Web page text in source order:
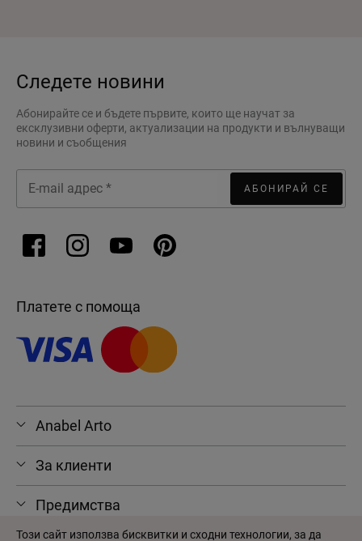
Какво Предлагаме: Кратък
Преглед на Продуктите в
Онлайн Магазина
Следете новини
Абонирайте се и бъдете първите, които ще научат за
ексклузивни оферти, актуализации на продукти и вълнуващи
новини и съобщения
АБОНИРАЙ СЕ
Платете с помоща
Anabel Arto
За клиенти
Предимства
Този сайт използва бисквитки и сходни технологии, за да